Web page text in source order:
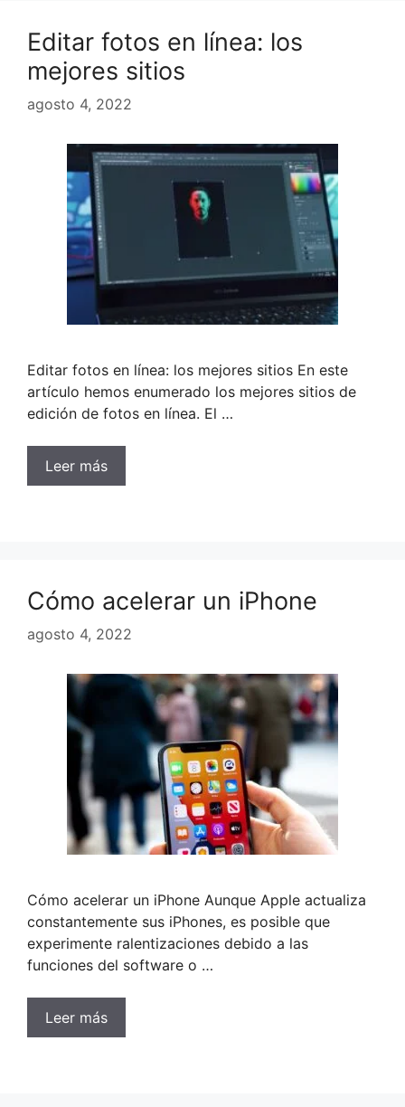
Editar fotos en línea: los
mejores sitios
agosto 4, 2022
Editar fotos en línea: los mejores sitios En este
artículo hemos enumerado los mejores sitios de
edición de fotos en línea. El …
Leer más
Cómo acelerar un iPhone
agosto 4, 2022
Cómo acelerar un iPhone Aunque Apple actualiza
constantemente sus iPhones, es posible que
experimente ralentizaciones debido a las
funciones del software o …
Leer más